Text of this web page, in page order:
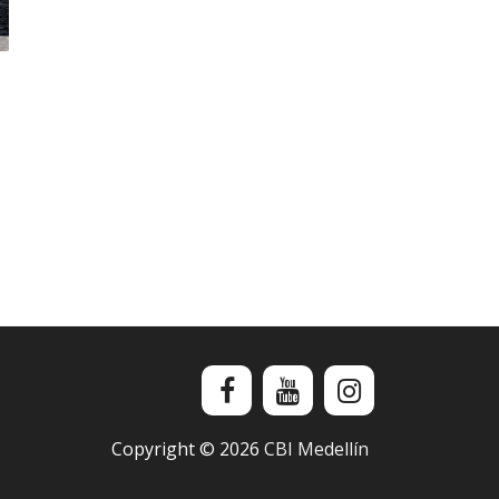
Copyright © 2026 CBI Medellín